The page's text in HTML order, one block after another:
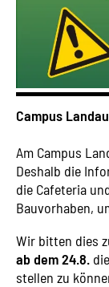
Campus
Am Campus
Deshalb die
die Cafeteria
Bauvorhaben,
Wir bitten dies
ab dem 24.8.
stellen zu